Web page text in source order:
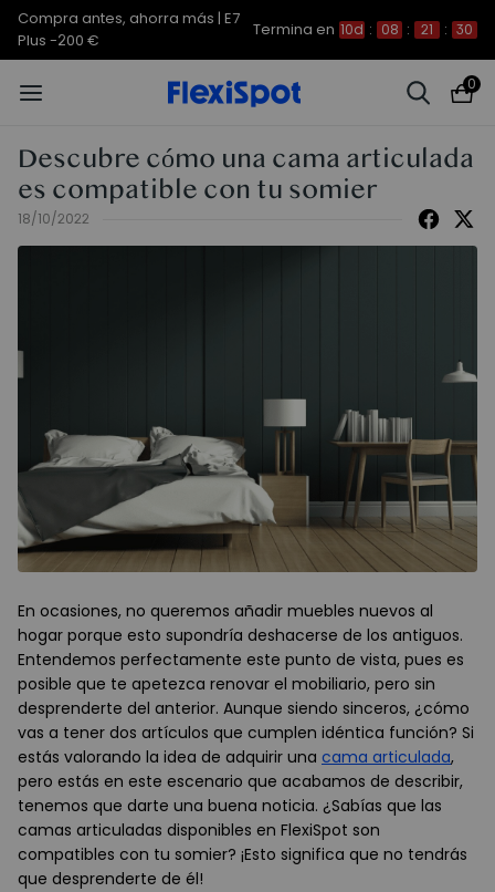
Compra antes, ahorra más | E7
Plus -200 €
Termina en 10d : 08 : 21 : 29
0
Descubre cómo una cama articulada
es compatible con tu somier
18/10/2022
En ocasiones, no queremos añadir muebles nuevos al
hogar porque esto supondría deshacerse de los antiguos.
Entendemos perfectamente este punto de vista, pues es
posible que te apetezca renovar el mobiliario, pero sin
desprenderte del anterior. Aunque siendo sinceros, ¿cómo
vas a tener dos artículos que cumplen idéntica función? Si
estás valorando la idea de adquirir una cama articulada,
pero estás en este escenario que acabamos de describir,
tenemos que darte una buena noticia. ¿Sabías que las
camas articuladas disponibles en FlexiSpot son
compatibles con tu somier? ¡Esto significa que no tendrás
que desprenderte de él!